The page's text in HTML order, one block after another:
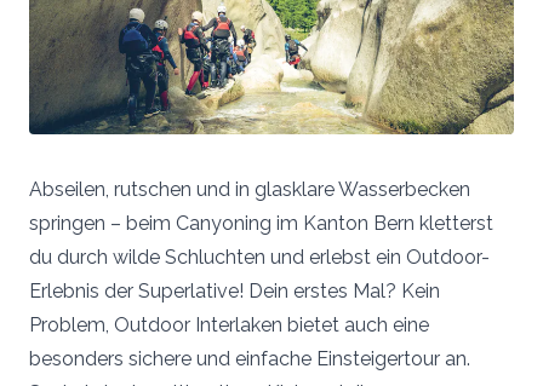
Abseilen, rutschen und in glasklare Wasserbecken
springen – beim Canyoning im Kanton Bern kletterst
du durch wilde Schluchten und erlebst ein Outdoor-
Erlebnis der Superlative! Dein erstes Mal? Kein
Problem, Outdoor Interlaken bietet auch eine
besonders sichere und einfache Einsteigertour an.